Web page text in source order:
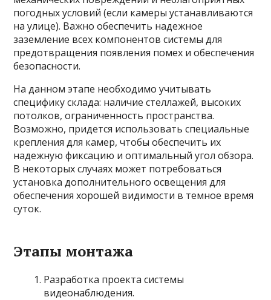
погодных условий (если камеры устанавливаются
на улице). Важно обеспечить надежное
заземление всех компонентов системы для
предотвращения появления помех и обеспечения
безопасности.
На данном этапе необходимо учитывать
специфику склада: наличие стеллажей, высоких
потолков, ограниченность пространства.
Возможно, придется использовать специальные
крепления для камер, чтобы обеспечить их
надежную фиксацию и оптимальный угол обзора.
В некоторых случаях может потребоваться
установка дополнительного освещения для
обеспечения хорошей видимости в темное время
суток.
Этапы монтажа
Разработка проекта системы
видеонаблюдения.